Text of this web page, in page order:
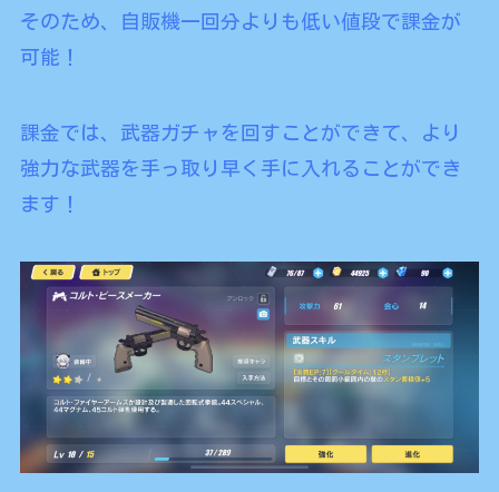
そのため、自販機一回分よりも低い値段で課金が
可能！
課金では、武器ガチャを回すことができて、より
強力な武器を手っ取り早く手に入れることができ
ます！